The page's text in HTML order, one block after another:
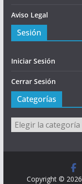
Aviso Legal
Sesión
Iniciar Sesión
Cerrar Sesión
Categorías
Categorías
Copyright © 2026